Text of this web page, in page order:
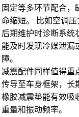
固定等多环节配合，
命缩短。 比如空调压
后期维护时诊断系统
能及时发现冷媒泄漏
障。
减震配件同样值得重
传导至车身框架，长
橡胶减震垫能有效吸
重量和振动频率。